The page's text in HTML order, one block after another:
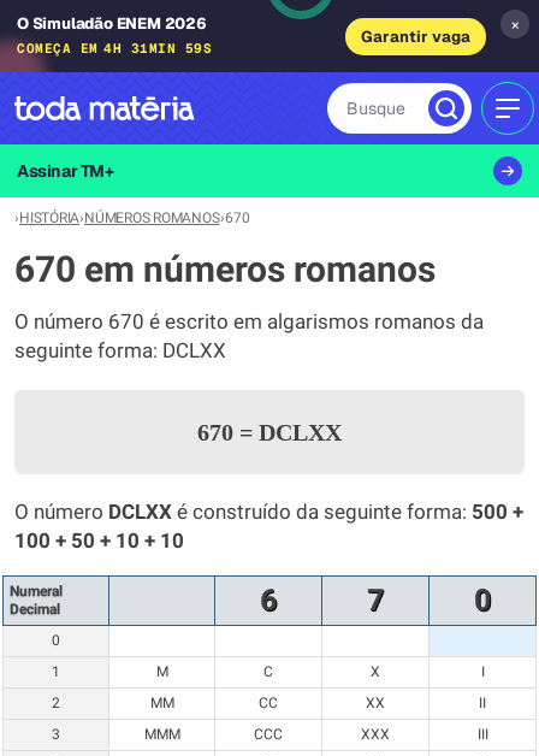
O Simuladão ENEM 2026
COMEÇA EM 4H 31MIN 59S
Garantir vaga
×
Busque
Assinar TM+
›HISTÓRIA›NÚMEROS ROMANOS›670
670 em números romanos
O número 670 é escrito em algarismos romanos da
seguinte forma: DCLXX
670 = DCLXX
O número DCLXX é construído da seguinte forma: 500 +
100 + 50 + 10 + 10
Numeral
Decimal
6 7 0
0
1
M C X
I
2
MM CC XX
II
3
MMM CCC XXX
III